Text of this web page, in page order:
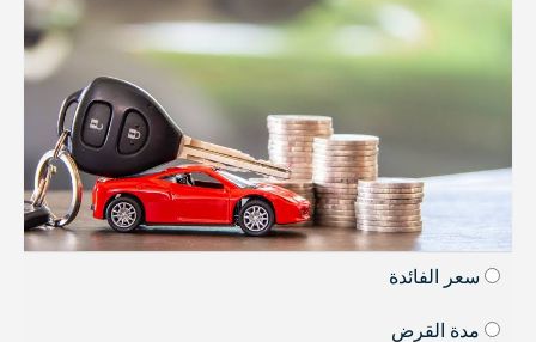
سعر الفائدة
مدة القرض